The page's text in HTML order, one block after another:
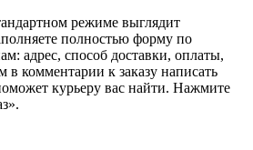
режиме выглядит
полностью форму по
адрес, способ доставки, оплаты,
в комментарии к заказу написать
курьеру вас найти. Нажмите